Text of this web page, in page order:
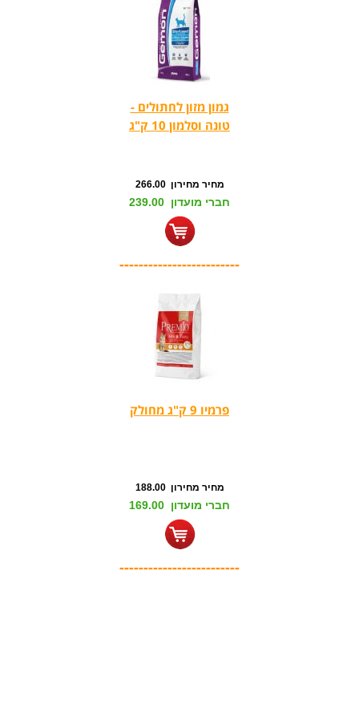
גמון מזון לחתולים -
טונה וסלמון 10 ק"ג
מחיר מחירון 266.00
חברי מועדון 239.00
-------------------------
פרמיו 9 ק"ג מחולק
מחיר מחירון 188.00
חברי מועדון 169.00
-------------------------